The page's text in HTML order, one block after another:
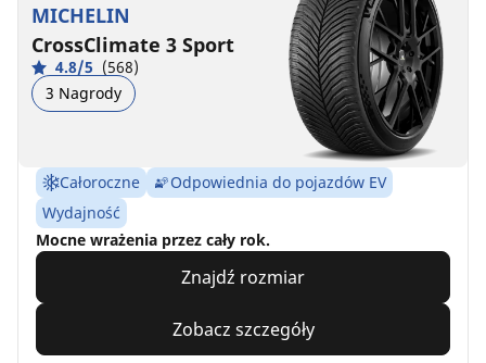
MICHELIN
CrossClimate 3 Sport
4.8/5 (568)
3 Nagrody
Całoroczne
Odpowiednia do pojazdów EV
Wydajność
Mocne wrażenia przez cały rok.
Znajdź rozmiar
Zobacz szczegóły